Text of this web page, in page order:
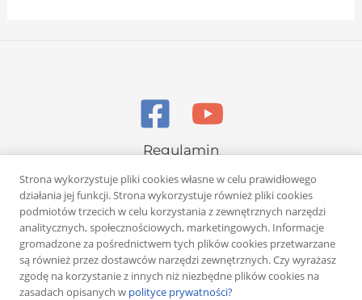
Regulamin
Polityka prywatności
Copyright © 2026 Rafał Żuber
Strona wykorzystuje pliki cookies własne w celu prawidłowego
działania jej funkcji. Strona wykorzystuje również pliki cookies
podmiotów trzecich w celu korzystania z zewnętrznych narzędzi
analitycznych, społecznościowych, marketingowych. Informacje
gromadzone za pośrednictwem tych plików cookies przetwarzane
są również przez dostawców narzędzi zewnętrznych. Czy wyrażasz
zgodę na korzystanie z innych niż niezbędne plików cookies na
zasadach opisanych w polityce prywatności?